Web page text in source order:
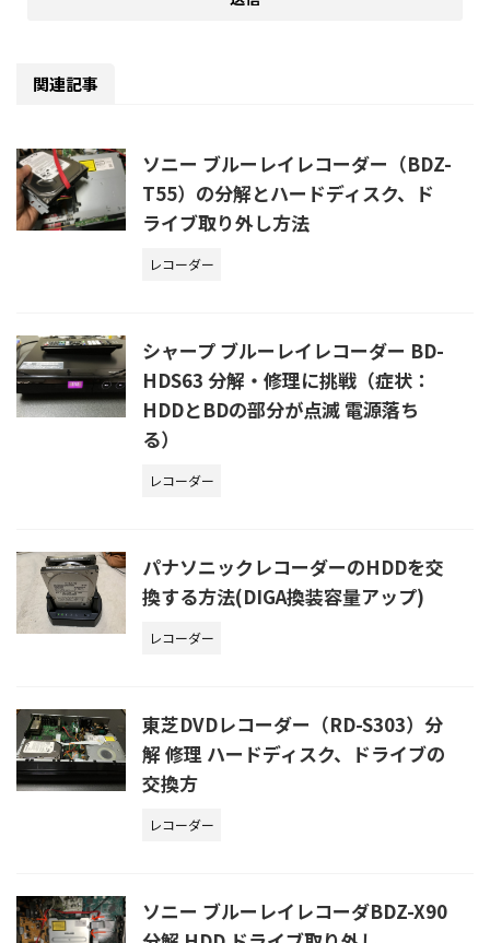
関連記事
ソニー ブルーレイレコーダー（BDZ-
T55）の分解とハードディスク、ド
ライブ取り外し方法
レコーダー
シャープ ブルーレイレコーダー BD-
HDS63 分解・修理に挑戦（症状：
HDDとBDの部分が点滅 電源落ち
る）
レコーダー
パナソニックレコーダーのHDDを交
換する方法(DIGA換装容量アップ)
レコーダー
東芝DVDレコーダー（RD-S303）分
解 修理 ハードディスク、ドライブの
交換方
レコーダー
ソニー ブルーレイレコーダBDZ-X90